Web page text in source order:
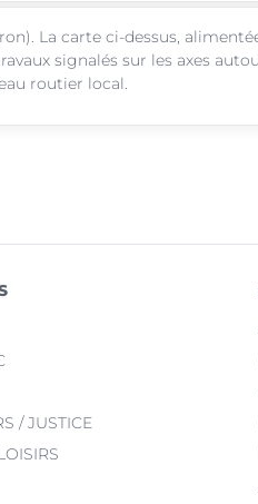
La carte ci-dessus,
signalés sur les axes
routier local.
/ JUSTICE